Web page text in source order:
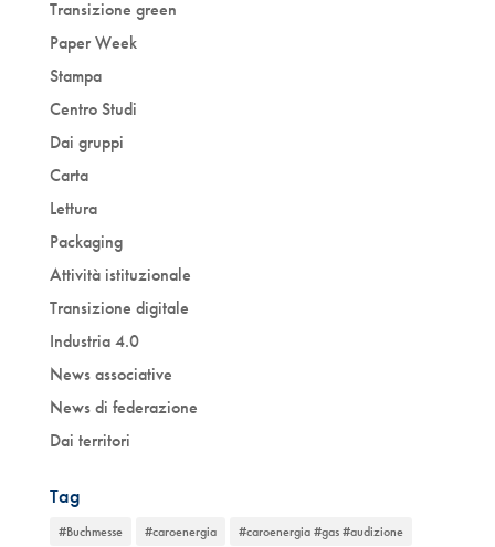
Transizione green
Paper Week
Stampa
Centro Studi
Dai gruppi
Carta
Lettura
Packaging
Attività istituzionale
Transizione digitale
Industria 4.0
News associative
News di federazione
Dai territori
Tag
#Buchmesse #caroenergia
#caroenergia #gas #audizione